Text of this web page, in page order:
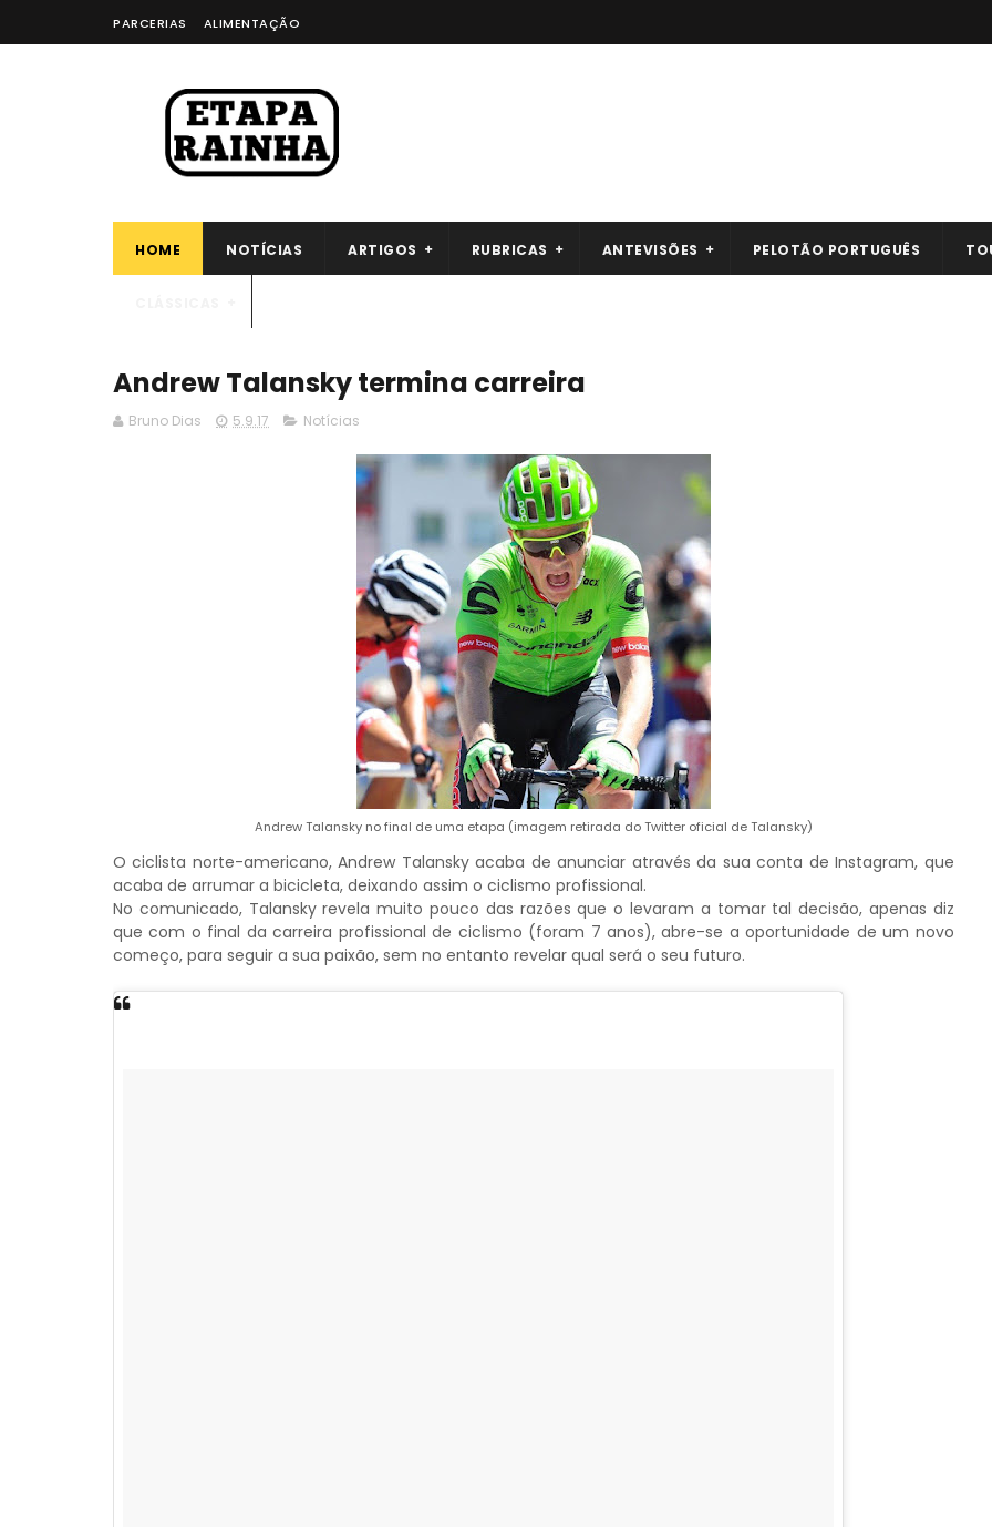
PARCERIAS ALIMENTAÇÃO
HOME NOTÍCIAS ARTIGOS RUBRICAS ANTEVISÕES PELOTÃO PORTUGUÊS
Andrew Talansky termina carreira
Bruno Dias 5.9.17 Notícias
Andrew Talansky no final de uma etapa (imagem retirada do Twitter oficial de Talansky)
O ciclista norte-americano, Andrew Talansky acaba de anunciar através da sua conta de Instagram, que
acaba de arrumar a bicicleta, deixando assim o ciclismo profissional.
No comunicado, Talansky revela muito pouco das razões que o levaram a tomar tal decisão, apenas diz
que com o final da carreira profissional de ciclismo (foram 7 anos), abre-se a oportunidade de um novo
começo, para seguir a sua paixão, sem no entanto revelar qual será o seu futuro.